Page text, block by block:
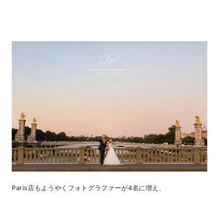
Paris店もようやくフォトグラファーが4名に増え、